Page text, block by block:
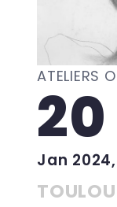
ATELIERS
20
Jan